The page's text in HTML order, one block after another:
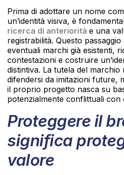
Prima di adottare un nome
un’identità visiva, è
ricerca di anteriorità e una
registrabilità. Questo
eventuali marchi già esistenti,
contestazioni e costruire
distintiva. La tutela del
difendersi da imitazioni future,
il proprio progetto nasca su
potenzialmente conflittuali con
Proteggere il
significa
valore